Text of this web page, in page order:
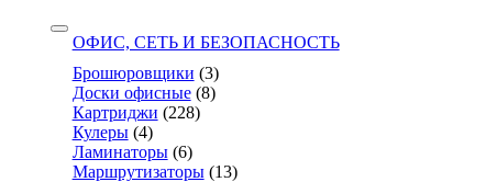
ОФИС, СЕТЬ И БЕЗОПАСНОСТЬ
Брошюровщики (3)
Доски офисные (8)
Картриджи (228)
Кулеры (4)
Ламинаторы (6)
Маршрутизаторы (13)